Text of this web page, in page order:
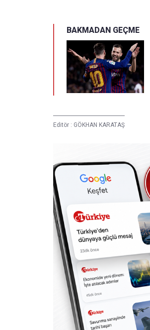
BAKMADAN GEÇME
Editör : GÖKHAN KARATAŞ